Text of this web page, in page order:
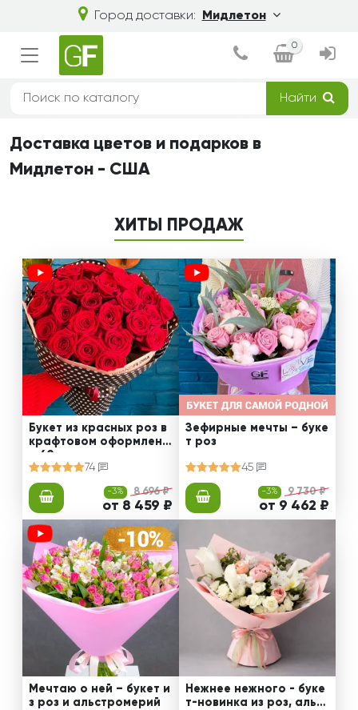
Город доставки: Мидлетон
0
Найти
Доставка цветов и подарков в
Мидлетон - США
ХИТЫ ПРОДАЖ
Букет из красных роз в
крафтовом оформлени
и 60 см
74
-3% 8 696 ₽
от 8 459 ₽
Зефирные мечты – буке
т роз
45
-3% 9 730 ₽
от 9 462 ₽
Мечтаю о ней – букет и
з роз и альстромерий
Нежнее нежного - буке
т-новинка из роз, альст